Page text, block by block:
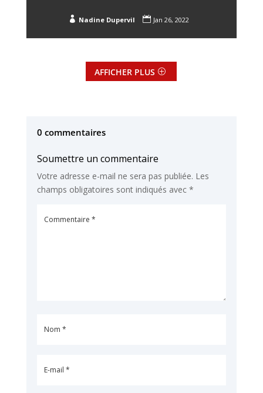
 Nadine Dupervil  Jan 26, 2022
AFFICHER PLUS
0 commentaires
Soumettre un commentaire
Votre adresse e-mail ne sera pas publiée. Les
champs obligatoires sont indiqués avec *